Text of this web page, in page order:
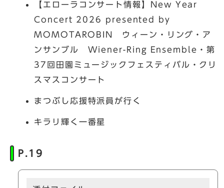
【エローラコンサート情報】New Year
Concert 2026 presented by
MOMOTAROBIN ウィーン・リング・ア
ンサンブル Wiener-Ring Ensemble・第
37回田園ミュージックフェスティバル・クリ
スマスコンサート
まつぶし応援特派員が行く
キラリ輝く一番星
P.19